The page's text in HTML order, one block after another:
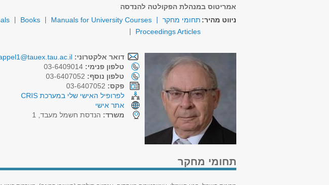
אמריטוס במנהלת הפקולטה להנדסה
ניווט מהיר: תחומי מחקר Manuals for University Courses
Books
Proceedings Articles
דואר אלקטרוני:
טלפון פנימי:
טלפון נוסף:
פקס:
לפרופיל האישי שלי במערכת CRIS
אתר אישי
משרד: הנדסת חשמל מעבד, 1
תחומי מחקר